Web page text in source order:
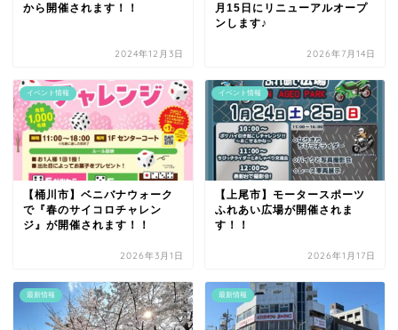
から開催されます！！
2024年12月3日
月15日にリニューアルオープ
ンします♪
2026年7月14日
イベント情報
【桶川市】ベニバナウォーク
で『春のサイコロチャレン
ジ』が開催されます！！
2026年3月1日
イベント情報
【上尾市】モータースポーツ
ふれあい広場が開催されま
す！！
2026年1月17日
最新情報 最新情報